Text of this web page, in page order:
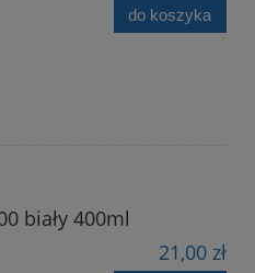
do koszyka
biały 400ml
21,00 zł